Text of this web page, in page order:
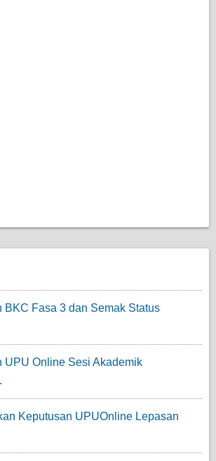
BKC Fasa 3 dan Semak Status
UPU Online Sesi Akademik
Keputusan UPUOnline Lepasan